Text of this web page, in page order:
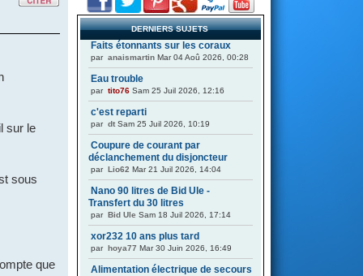
sur le
sous
que
DERNIERS SUJETS
Faits étonnants sur les coraux
par anaismartin Mar 04 Aoû 2026, 00:28
Eau trouble
par tito76 Sam 25 Juil 2026, 12:16
c'est reparti
par dt Sam 25 Juil 2026, 10:19
Coupure de courant par
déclanchement du disjoncteur
par Lio62 Mar 21 Juil 2026, 14:04
Nano 90 litres de Bid Ule -
Transfert du 30 litres
par Bid Ule Sam 18 Juil 2026, 17:14
xor232 10 ans plus tard
par hoya77 Mar 30 Juin 2026, 16:49
Alimentation électrique de secours